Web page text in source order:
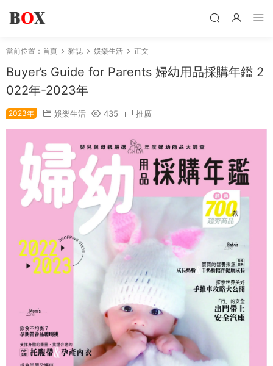
當前位置： 首頁 雜誌 娛樂生活 正文
Buyer’s Guide for Parents 婦幼用品採購年鑑 2
022年-2023年
2023年 娛樂生活 435 推廣